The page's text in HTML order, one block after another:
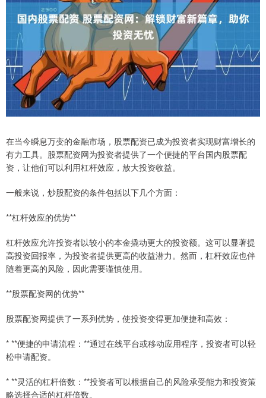
在当今瞬息万变的金融市场，股票配资已成为投资者实现财富增长的
有力工具。股票配资网为投资者提供了一个便捷的平台国内股票配
资，让他们可以利用杠杆效应，放大投资收益。
一般来说，炒股配资的条件包括以下几个方面：
**杠杆效应的优势**
杠杆效应允许投资者以较小的本金撬动更大的投资额。这可以显著提
高投资回报率，为投资者提供更高的收益潜力。然而，杠杆效应也伴
随着更高的风险，因此需要谨慎使用。
**股票配资网的优势**
股票配资网提供了一系列优势，使投资变得更加便捷和高效：
* **便捷的申请流程：**通过在线平台或移动应用程序，投资者可以轻
松申请配资。
* **灵活的杠杆倍数：**投资者可以根据自己的风险承受能力和投资策
略选择合适的杠杆倍数。